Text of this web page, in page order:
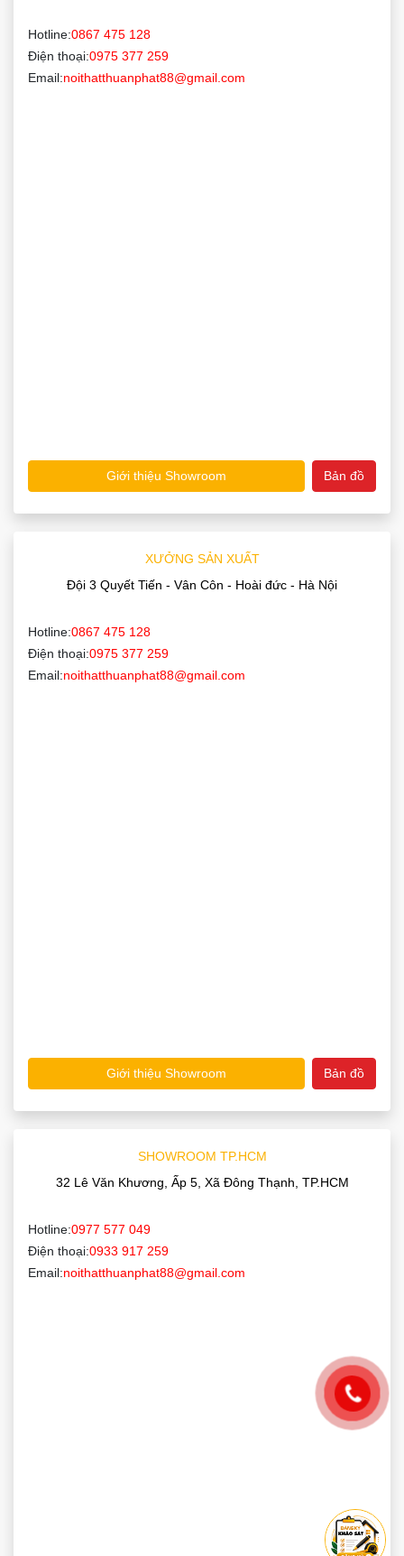
Hotline:0867 475 128
Điện thoại:0975 377 259
Email:noithatthuanphat88@gmail.com
Giới thiệu Showroom Bản đồ
XƯỞNG SẢN XUẤT
Đội 3 Quyết Tiến - Vân Côn - Hoài đức - Hà Nội
Hotline:0867 475 128
Điện thoại:0975 377 259
Email:noithatthuanphat88@gmail.com
Giới thiệu Showroom Bản đồ
SHOWROOM TP.HCM
32 Lê Văn Khương, Ấp 5, Xã Đông Thạnh, TP.HCM
Hotline:0977 577 049
Điện thoại:0933 917 259
Email:noithatthuanphat88@gmail.com